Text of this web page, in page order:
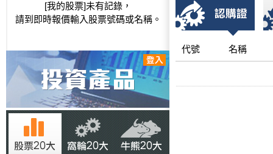
[我的股票]未有記錄，
請到即時報價輸入股票號碼或名稱。
代號 名稱